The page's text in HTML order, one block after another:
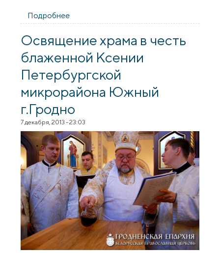
Подробнее
в честь преподобномученика Серафима
Освящение храма в честь
блаженной Ксении
Петербургской
микрорайона Южный
г.Гродно
7 декабря, 2013 - 23:03